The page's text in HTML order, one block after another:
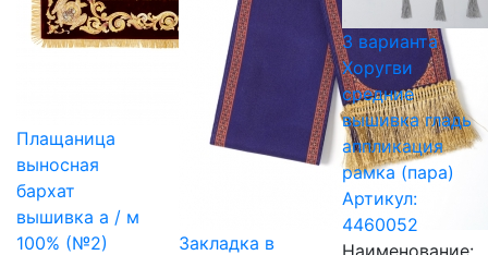
Плащаница
выносная
бархат
вышивка а / м
100% (№2)
Закладка в
3 варианта
Хоругви
средние
вышивка гладь
аппликация
рамка (пара)
Артикул:
4460052
Наименование: